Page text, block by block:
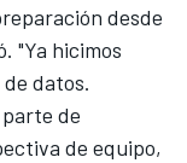
desde
"Ya hicimos
datos.
de
de equipo,